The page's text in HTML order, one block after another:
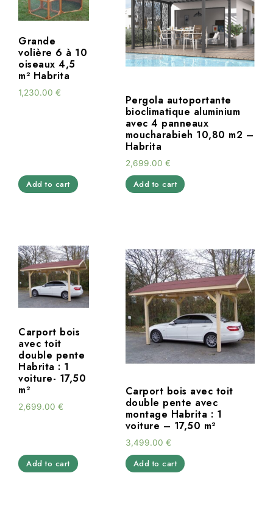
Grande
volière 6 à 10
oiseaux 4,5
m² Habrita
1,230.00 €
Add to cart
Pergola autoportante
bioclimatique aluminium
avec 4 panneaux
moucharabieh 10,80 m2 –
Habrita
2,699.00 €
Add to cart
Carport bois
avec toit
double pente
Habrita : 1
voiture- 17,50
m²
2,699.00 €
Add to cart
Carport bois avec toit
double pente avec
montage Habrita : 1
voiture – 17,50 m²
3,499.00 €
Add to cart